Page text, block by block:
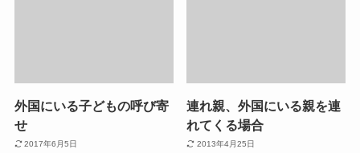
外国にいる子どもの呼び寄
せ
2017年6月5日
連れ親、外国にいる親を連
れてくる場合
2013年4月25日